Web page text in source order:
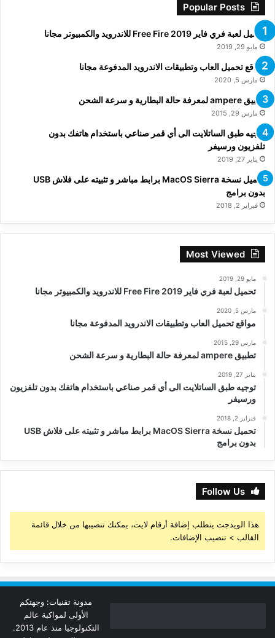
Popular Posts
تحميل لعبة فري فاير Free Fire 2019 للاندرويد والكمبيوتر مجانا
مايو 29, 2019
مواقع تحميل العاب وتطبيقات الاندرويد المدفوعة مجانا
مارس 5, 2020
تطبيق ampere لمعرفة حالة البطارية و سرعة الشحن
مارس 29, 2015
توجيه طبق الساتلايت الى أي قمر صناعي باستخدام هاتفك بدون
تلفزيون ورسيفر
يناير 27, 2019
تحميل نسخة MacOS Sierra برابط مباشر و تثبيته على فلاش USB
بدون برامج
فبراير 2, 2018
Most Viewed
مايو 29, 2019
تحميل لعبة فري فاير Free Fire 2019 للاندرويد والكمبيوتر مجانا
مارس 5, 2020
مواقع تحميل العاب وتطبيقات الاندرويد المدفوعة مجانا
مارس 29, 2015
تطبيق ampere لمعرفة حالة البطارية و سرعة الشحن
يناير 27, 2019
توجيه طبق الساتلايت الى أي قمر صناعي باستخدام هاتفك بدون تلفزيون
ورسيفر
فبراير 2, 2018
تحميل نسخة MacOS Sierra برابط مباشر و تثبيته على فلاش USB
بدون برامج
Follow Us
هذا الويدجت يتطلب إضافة أرقام لايت، يمكنك تنصيبها من خلال قائمة
القالب > تنصيب الإضافات.
مدونة تقنيات: وجهتكم
الأولى لمواكبة عالم
التكنولوجيا منذ عام 2013.